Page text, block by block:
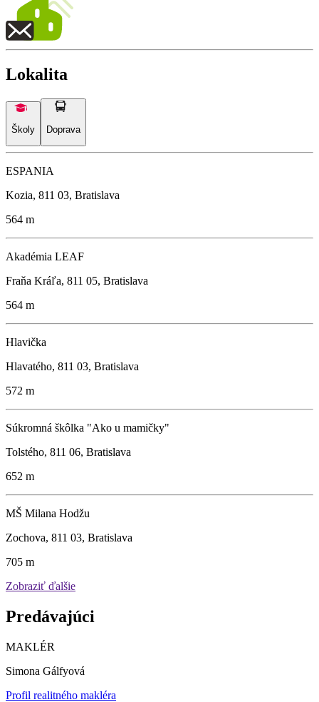
Lokalita
Školy Doprava
ESPANIA
Kozia, 811 03, Bratislava
564 m
Akadémia LEAF
Fraňa Kráľa, 811 05, Bratislava
564 m
Hlavička
Hlavatého, 811 03, Bratislava
572 m
Súkromná škôlka "Ako u mamičky"
Tolstého, 811 06, Bratislava
652 m
MŠ Milana Hodžu
Zochova, 811 03, Bratislava
705 m
Zobraziť ďalšie
Predávajúci
MAKLÉR
Simona Gálfyová
Profil realitného makléra